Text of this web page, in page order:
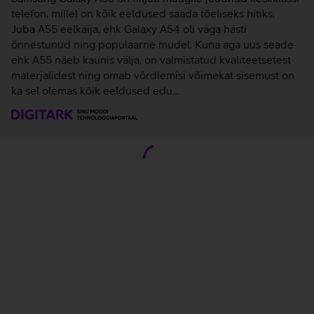
telefon, millel on kõik eeldused saada tõeliseks hitiks.
Juba A55 eelkäija, ehk Galaxy A54 oli väga hästi
õnnestunud ning populaarne mudel. Kuna aga uus seade
ehk A55 näeb kaunis välja, on valmistatud kvaliteetsetest
materjalidest ning omab võrdlemisi võimekat sisemust on
ka sel olemas kõik eeldused edu…